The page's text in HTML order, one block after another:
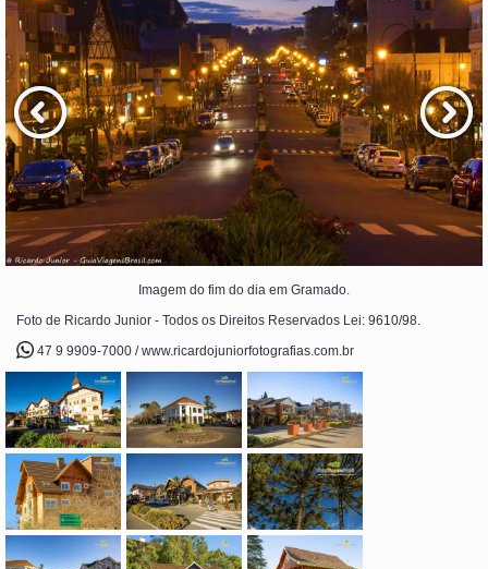
Imagem do fim do dia em Gramado.
Foto de Ricardo Junior - Todos os Direitos Reservados Lei: 9610/98.
47 9 9909-7000 / www.ricardojuniorfotografias.com.br